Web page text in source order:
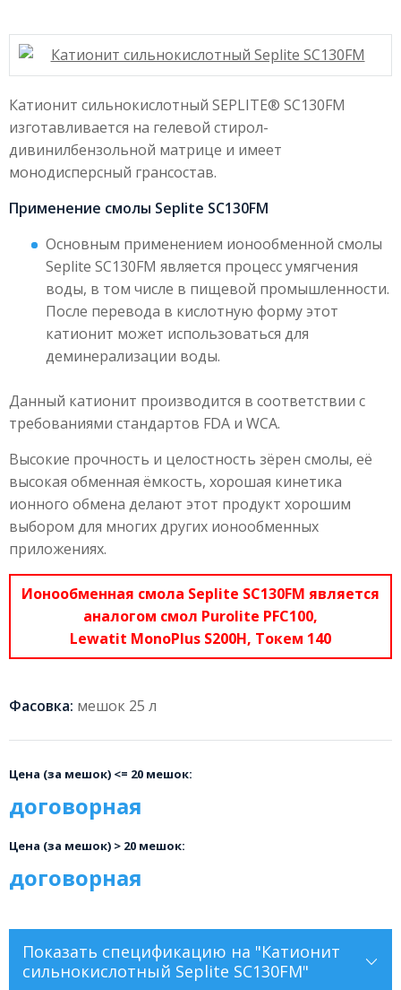
Катионит сильнокислотный SEPLITE® SC130FM
изготавливается на гелевой стирол-
дивинилбензольной матрице и имеет
монодисперсный грансостав.
Применение смолы Seplite SC130FM
Основным применением ионообменной смолы
Seplite SC130FM является процесс умягчения
воды, в том числе в пищевой промышленности.
После перевода в кислотную форму этот
катионит может использоваться для
деминерализации воды.
Данный катионит производится в соответствии с
требованиями стандартов FDA и WCA.
Высокие прочность и целостность зёрен смолы, её
высокая обменная ёмкость, хорошая кинетика
ионного обмена делают этот продукт хорошим
выбором для многих других ионообменных
приложениях.
Ионообменная смола Seplite SC130FM является
аналогом смол Purolite PFC100,
Lewatit MonoPlus S200H, Токем 140
Фасовка: мешок 25 л
Цена (за мешок) <= 20 мешок:
договорная
Цена (за мешок) > 20 мешок:
договорная
Показать спецификацию на "Катионит
сильнокислотный Seplite SC130FM"